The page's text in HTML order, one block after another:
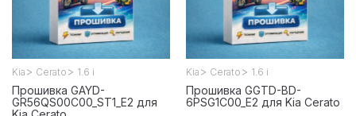
Kia > Cerato > 1.6 i
Прошивка GAYD-
GR56QS00C00_ST1_E2 для
Kia > Cerato > 1.6 i
Прошивка GGTD-BD-
6PSG1C00_E2 для Kia Cerato